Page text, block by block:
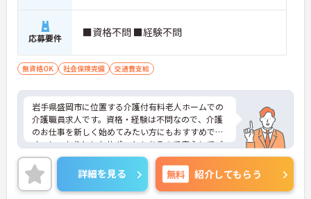
応募要件 ■資格不問 ■経験不問
無資格OK 社会保険完備 交通費支給
岩手県盛岡市に位置する介護付有料老人ホームでの
介護職員求人です。資格・経験は不問なので、介護
のお仕事を新しく始めてみたい方にもおすすめで
す。しっかりとしたサポートもあるので安心してご
就業していただけます。ご興味のある方には、面接
対策ポイント等、さらに詳細をお話ししますのでお
気軽にご相談ください！
詳細を見る 無料 紹介してもらう